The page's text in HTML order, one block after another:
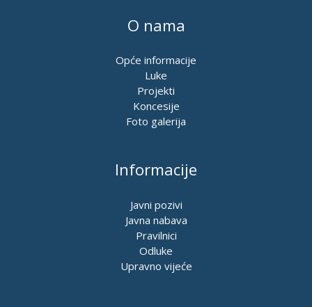
O nama
Opće informacije
Luke
Projekti
Koncesije
Foto galerija
Informacije
Javni pozivi
Javna nabava
Pravilnici
Odluke
Upravno vijeće